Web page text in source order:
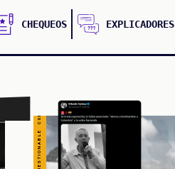
CHEQUEOS EXPLICADORES